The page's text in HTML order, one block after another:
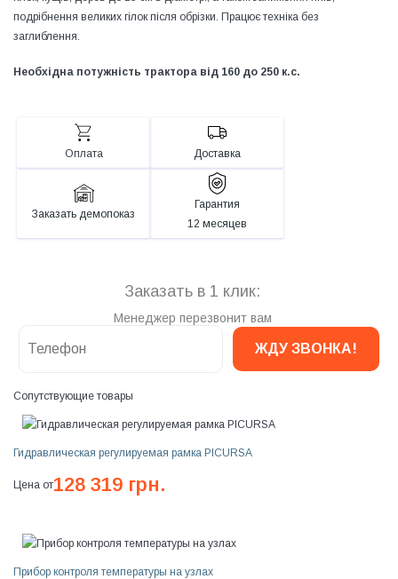
подрібнення великих гілок після обрізки. Працює техніка без
заглиблення.
Необхідна потужність трактора від 160 до 250 к.с.
Оплата Доставка
Заказать демопоказ
Гарантия
12 месяцев
Заказать в 1 клик:
Менеджер перезвонит вам
Сопутствующие товары
Гидравлическая регулируемая рамка PICURSA
Цена от128 319 грн.
Прибор контроля температуры на узлах